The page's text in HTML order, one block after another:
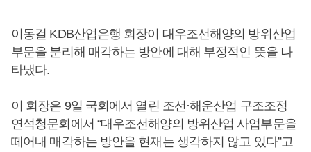
이동걸 KDB산업은행 회장이 대우조선해양의 방위산업
부문을 분리해 매각하는 방안에 대해 부정적인 뜻을 나
타냈다.
이 회장은 9일 국회에서 열린 조선·해운산업 구조조정
연석청문회에서 “대우조선해양의 방위산업 사업부문을
떼어내 매각하는 방안을 현재는 생각하지 않고 있다”고